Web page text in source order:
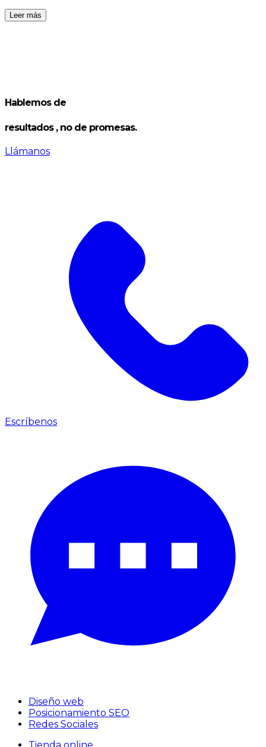
Leer más
Hablemos de
resultados , no de promesas.
Llámanos
Escríbenos
Diseño web
Posicionamiento SEO
Redes Sociales